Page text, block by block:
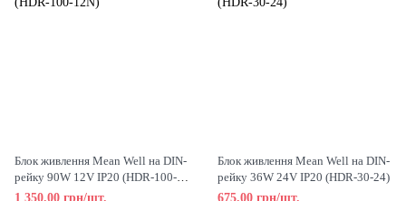
Блок живлення Mean Well на DIN-
рейку 90W 12V IP20 (HDR-100-
12N)
1 350.00 грн/шт.
Блок живлення Mean Well на DIN-
рейку 36W 24V IP20 (HDR-30-24)
675.00 грн/шт.